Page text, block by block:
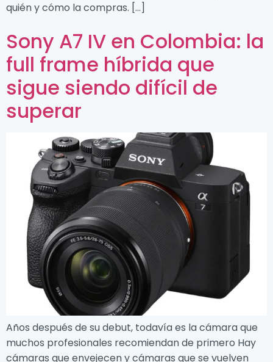
quién y cómo la compras. […]
Sony A7 IV en Colombia: la
full frame híbrida que
sigue siendo difícil de
superar
Años después de su debut, todavía es la cámara que
muchos profesionales recomiendan de primero Hay
cámaras que envejecen y cámaras que se vuelven